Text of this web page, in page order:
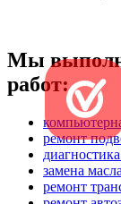
Мы
работ:
ремонт
замена масла
ремонт